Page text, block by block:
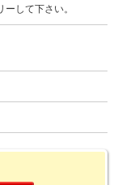
して下さい。